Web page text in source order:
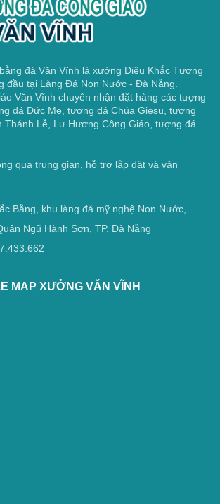
đá Văn Vĩnh là xưởng Điêu Khắc Tượng
đầu tại Làng Đá Non Nước - Đà Nẵng.
Văn Vĩnh chuyên nhận đặt hàng các tượng
đá Đức Mẹ, tượng đá Chúa Giesu, tượng
Thánh Lễ, Lư Hương Công Giáo, tượng đá
qua trung gian, hỗ trợ lắp đặt và vận
Bằng, khu làng đá mỹ nghệ Non Nước,
Ngũ Hành Sơn, TP. Đà Nẵng
MAP XƯỞNG VĂN VĨNH